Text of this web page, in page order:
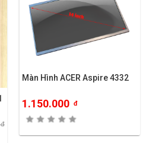
Màn Hình ACER Aspire 4332
1.150.000 đ